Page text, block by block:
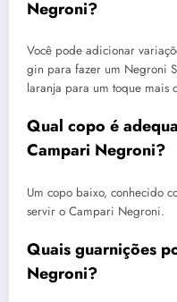
Negroni?
Você pode adicionar
gin para fazer um Negroni
laranja para um toque mais
Qual copo é
Campari Negroni?
Um copo baixo, conhecido
servir o Campari Negroni.
Quais guarnições
Negroni?